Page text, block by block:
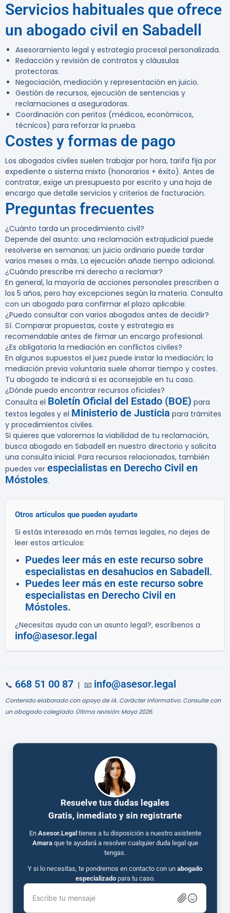
Servicios habituales que ofrece
un abogado civil en Sabadell
Asesoramiento legal y estrategia procesal personalizada.
Redacción y revisión de contratos y cláusulas
protectoras.
Negociación, mediación y representación en juicio.
Gestión de recursos, ejecución de sentencias y
reclamaciones a aseguradoras.
Coordinación con peritos (médicos, económicos,
técnicos) para reforzar la prueba.
Costes y formas de pago
Los abogados civiles suelen trabajar por hora, tarifa fija por
expediente o sistema mixto (honorarios + éxito). Antes de
contratar, exige un presupuesto por escrito y una hoja de
encargo que detalle servicios y criterios de facturación.
Preguntas frecuentes
¿Cuánto tarda un procedimiento civil?
Depende del asunto: una reclamación extrajudicial puede
resolverse en semanas; un juicio ordinario puede tardar
varios meses o más. La ejecución añade tiempo adicional.
¿Cuándo prescribe mi derecho a reclamar?
En general, la mayoría de acciones personales prescriben a
los 5 años, pero hay excepciones según la materia. Consulta
con un abogado para confirmar el plazo aplicable.
¿Puedo consultar con varios abogados antes de decidir?
Sí. Comparar propuestas, coste y estrategia es
recomendable antes de firmar un encargo profesional.
¿Es obligatoria la mediación en conflictos civiles?
En algunos supuestos el juez puede instar la mediación; la
mediación previa voluntaria suele ahorrar tiempo y costes.
Tu abogado te indicará si es aconsejable en tu caso.
¿Dónde puedo encontrar recursos oficiales?
Consulta el Boletín Oficial del Estado (BOE) para
textos legales y el Ministerio de Justicia para trámites
y procedimientos civiles.
Si quieres que valoremos la viabilidad de tu reclamación,
busca abogado en Sabadell en nuestro directorio y solicita
una consulta inicial. Para recursos relacionados, también
puedes ver especialistas en Derecho Civil en
Móstoles.
Otros artículos que pueden ayudarte
Si estás interesado en más temas legales, no dejes de
leer estos artículos:
Puedes leer más en este recurso sobre
especialistas en desahucios en Sabadell.
Puedes leer más en este recurso sobre
especialistas en Derecho Civil en
Móstoles.
¿Necesitas ayuda con un asunto legal?, escríbenos a
info@asesor.legal
📞 668 51 00 87 | 📧 info@asesor.legal
Contenido elaborado con apoyo de IA. Carácter informativo. Consulte con
un abogado colegiado. Última revisión: Mayo 2026.
Resuelve tus dudas legales
Gratis, inmediato y sin registrarte
En Asesor.Legal tienes a tu disposición a nuestro asistente
Amaraque te ayudará a resolver cualquier duda legal que
tengas.
Y si lo necesitas, te pondremos en contacto con un abogado
especializadopara tu caso.
Escribe tu mensaje